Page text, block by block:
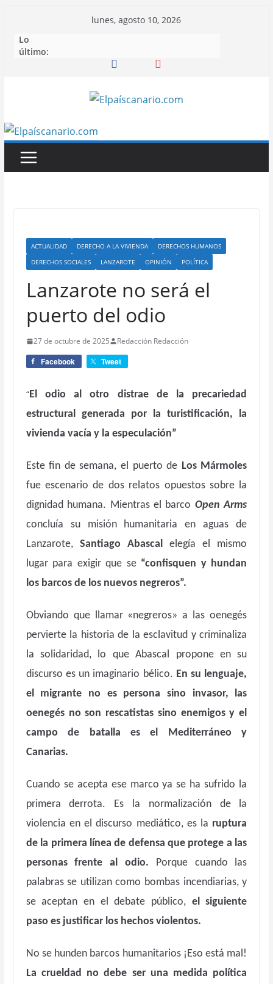
contenido
lunes, agosto 10, 2026
Lo
último:
ACTUALIDAD DERECHO A LA VIVIENDA
DERECHOS HUMANOS
DERECHOS SOCIALES
LANZAROTE OPINIÓN POLÍTICA
Lanzarote no será el
puerto del odio
27 de octubre de 2025 Redacción Redacción
Facebook Tweet
“El odio al otro distrae de la precariedad
estructural generada por la turistificación, la
vivienda vacía y la especulación”
Este fin de semana, el puerto de Los Mármoles
fue escenario de dos relatos opuestos sobre la
dignidad humana. Mientras el barco Open Arms
concluía su misión humanitaria en aguas de
Lanzarote, Santiago Abascalelegía el mismo
lugar para exigir que se “confisquen y hundan
los barcos de los nuevos negreros”.
Obviando que llamar «negreros» a las oenegés
pervierte la historia de la esclavitud y criminaliza
la solidaridad, lo que Abascal propone en su
discurso es un imaginario bélico. En su lenguaje,
el migrante no es persona sino invasor, las
oenegés no son rescatistas sino enemigos y el
campo de batalla es el Mediterráneo y
Canarias.
Cuando se acepta ese marco ya se ha sufrido la
primera derrota. Es la normalización de la
violencia en el discurso mediático, es la ruptura
de la primera línea de defensa que protege a las
personas frente al odio. Porque cuando las
palabras se utilizan como bombas incendiarias, y
se aceptan en el debate público, el siguiente
paso es justificar los hechos violentos.
No se hunden barcos humanitarios ¡Eso está mal!
La crueldad no debe ser una medida política